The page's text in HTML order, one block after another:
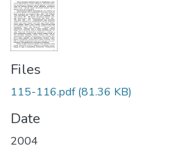
Files
115-116.pdf(81.36 KB)
Date
2004